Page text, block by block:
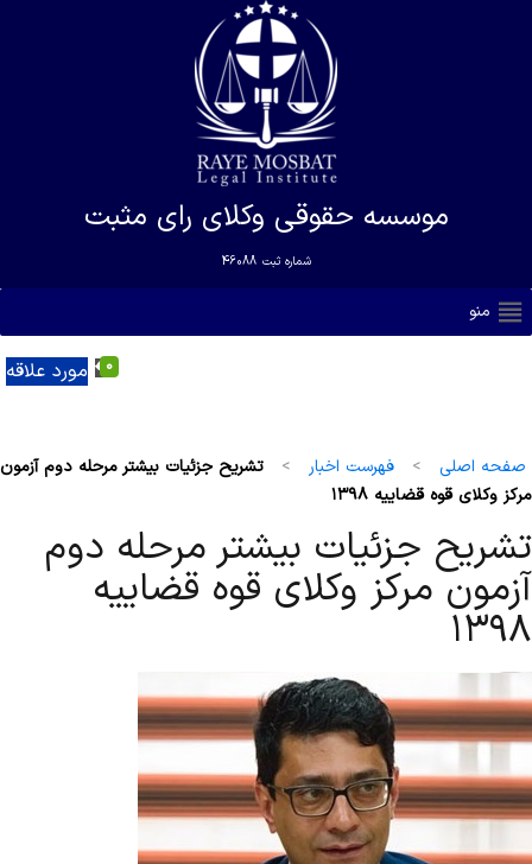
موسسه حقوقی وکلای رای مثبت
شماره ثبت 46088
منو
مورد علاقه 0
صفحه اصلی > فهرست اخبار >
تشریح جزئیات بیشتر مرحله دوم آزمون
مرکز وکلای قوه قضاییه ۱۳۹۸
تشریح جزئیات بیشتر مرحله دوم
آزمون مرکز وکلای قوه قضاییه
۱۳۹۸